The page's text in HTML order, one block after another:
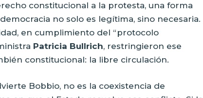
constitucional a la protesta, una forma
no solo es legítima, sino necesaria.
en cumplimiento del “protocolo
Patricia Bullrich, restringieron ese
constitucional: la libre circulación.
Bobbio, no es la coexistencia de